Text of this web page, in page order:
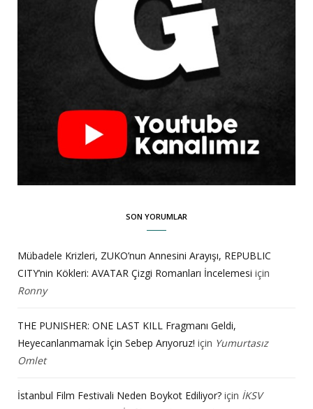
SON YORUMLAR
Mübadele Krizleri, ZUKO’nun Annesini Arayışı, REPUBLIC
CITY’nin Kökleri: AVATAR Çizgi Romanları İncelemesi için
Ronny
THE PUNISHER: ONE LAST KILL Fragmanı Geldi,
Heyecanlanmamak İçin Sebep Arıyoruz! için Yumurtasız
Omlet
İstanbul Film Festivali Neden Boykot Ediliyor? için İKSV